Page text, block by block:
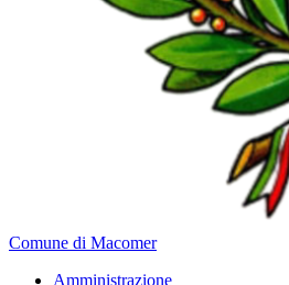
Comune di Macomer
Amministrazione